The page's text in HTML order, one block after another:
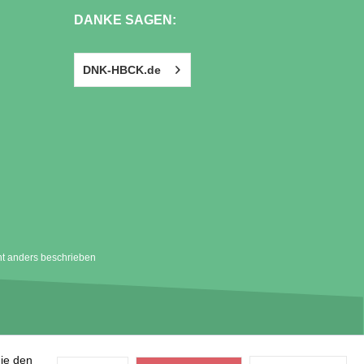
DANKE SAGEN:
DNK-HBCK.de
anders beschrieben
den